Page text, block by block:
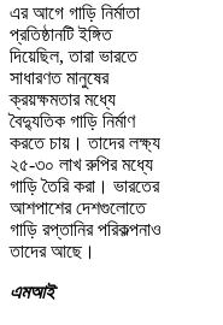
এর আগে গাড়ি নির্মাতা
প্রতিষ্ঠানটি ইঙ্গিত
দিয়েছিল, তারা ভারতে
সাধারণত মানুষের
ক্রয়ক্ষমতার মধ্যে
বৈদ্যুতিক গাড়ি নির্মাণ
করতে চায়। তাদের লক্ষ্য
২৫-৩০ লাখ রুপির মধ্যে
গাড়ি তৈরি করা। ভারতের
আশপাশের দেশগুলোতে
গাড়ি রপ্তানির পরিকল্পনাও
তাদের আছে।
এমআই